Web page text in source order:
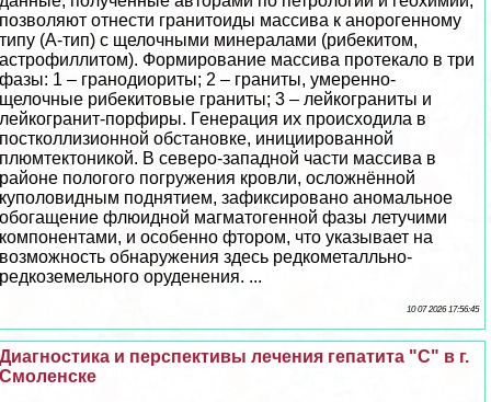
позволяют отнести гранитоиды массива к анорогенному
типу (А-тип) с щелочными минералами (рибекитом,
астрофиллитом). Формирование массива протекало в три
фазы: 1 – гранодиориты; 2 – граниты, умеренно-
щелочные рибекитовые граниты; 3 – лейкограниты и
лейкогранит-порфиры. Генерация их происходила в
постколлизионной обстановке, инициированной
плюмтектоникой. В северо-западной части массива в
районе пологого погружения кровли, осложнённой
куполовидным поднятием, зафиксировано аномальное
обогащение флюидной магматогенной фазы летучими
компонентами, и особенно фтором, что указывает на
возможность обнаружения здесь редкометалльно-
редкоземельного оруденения. ...
10 07 2026 17:56:45
Диагностика и перспективы лечения гепатита "С" в г.
Смоленске